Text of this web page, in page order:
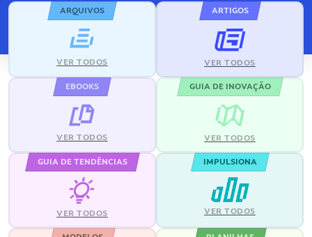
ARQUIVOS
VER TODOS
ARTIGOS
VER TODOS
EBOOKS
VER TODOS
GUIA DE INOVAÇÃO
VER TODOS
GUIA DE TENDÊNCIAS
VER TODOS
IMPULSIONA
VER TODOS